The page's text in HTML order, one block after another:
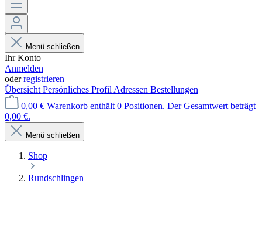
Menü schließen
Ihr Konto
Anmelden
oderregistrieren
Übersicht Persönliches Profil Adressen Bestellungen
0,00 € Warenkorb enthält 0 Positionen. Der Gesamtwert beträgt
0,00 €.
Menü schließen
Shop
Rundschlingen